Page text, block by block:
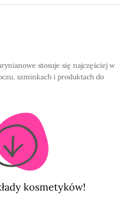
stosuje się najczęściej w
szminkach i produktach do
kosmetyków!